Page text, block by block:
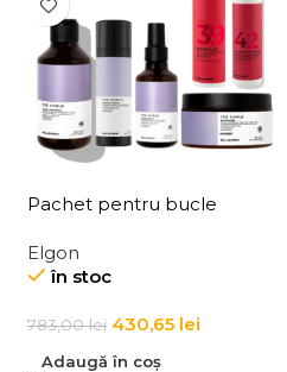
Pachet pentru bucle
spray hidratant si produse de
styling Elgon Yes Curls &
Elgon
în stoc
783,00lei 430,65 lei
Adaugă în coș